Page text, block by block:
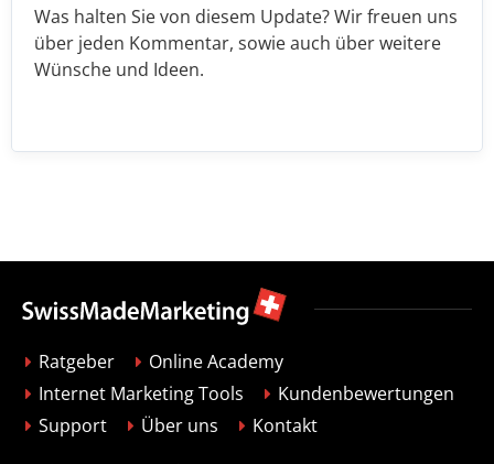
Was halten Sie von diesem Update? Wir freuen uns
über jeden Kommentar, sowie auch über weitere
Wünsche und Ideen.
Ratgeber
Online Academy
Internet Marketing Tools
Kundenbewertungen
Support
Über uns Kontakt